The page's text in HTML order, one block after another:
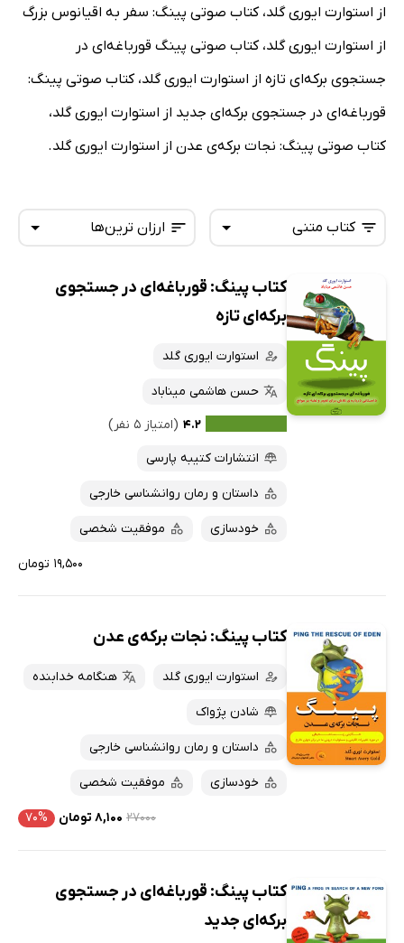
از استوارت ایوری گلد، کتاب صوتی پینگ: سفر به اقیانوس بزرگ
از استوارت ایوری گلد، کتاب صوتی پینگ قورباغه‌ای در
جستجوی برکه‌ای تازه از استوارت ایوری گلد، کتاب صوتی پینگ:
قورباغه‌ای در جستجوی برکه‌ای جدید از استوارت ایوری گلد،
کتاب صوتی پینگ: نجات برکه‌ی عدن از استوارت ایوری گلد.
ارزان ترین‌ها
تازه‌ها
پرفروش‌ها
پربحث‌ها
ارزان ترین‌ها
کتاب متنی
همه کتاب‌ها
کتاب‌های صوتی
کتاب‌های متنی
کتاب پینگ: قورباغه‌ای در جستجوی
برکه‌ای تازه
استوارت ایوری گلد
حسن هاشمی میناباد
۴.۲ (امتیاز ۵ نفر)
انتشارات کتیبه پارسی
داستان و رمان روانشناسی خارجی
خودسازی موفقیت شخصی
۱۹,۵۰۰ تومان
کتاب پینگ: نجات برکه‌ی عدن
استوارت ایوری گلد هنگامه خدابنده
شادن پژواک
داستان و رمان روانشناسی خارجی
خودسازی موفقیت شخصی
۲۷۰۰۰ ۸,۱۰۰ تومان ۷۰%
کتاب پینگ: قورباغه‌ای در جستجوی
برکه‌ای جدید